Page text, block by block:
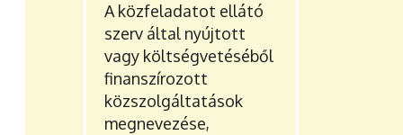
A közfeladatot ellátó
szerv által nyújtott
vagy költségvetéséből
finanszírozott
közszolgáltatások
megnevezése,